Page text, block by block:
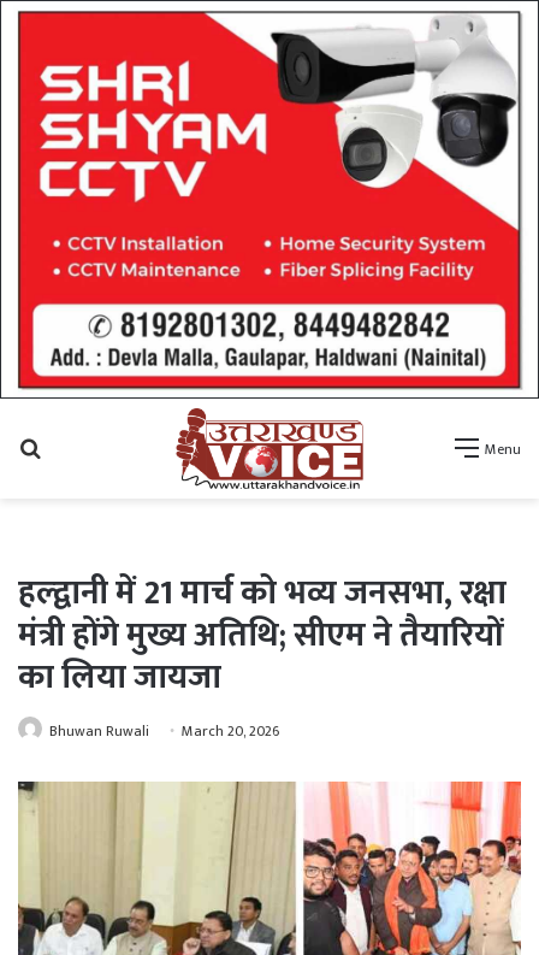
Menu
हल्द्वानी में 21 मार्च को भव्य जनसभा, रक्षा
मंत्री होंगे मुख्य अतिथि; सीएम ने तैयारियों
का लिया जायजा
Bhuwan Ruwali March 20, 2026